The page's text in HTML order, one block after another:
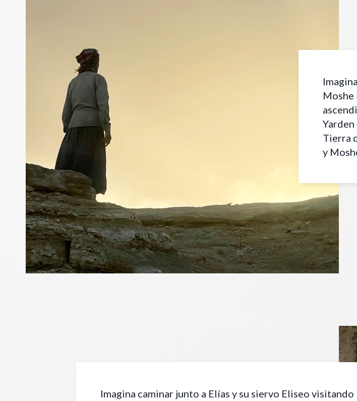
Moshe
Tierra
y
Imagina caminar junto a Elías y su siervo Eliseo visitando